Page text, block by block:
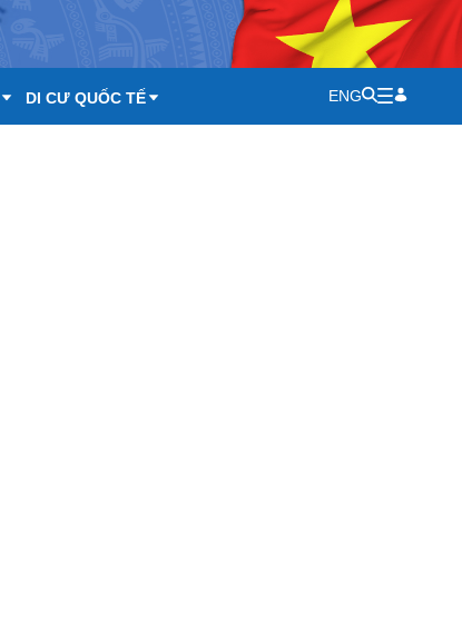
DI CƯ QUỐC TẾ ENG